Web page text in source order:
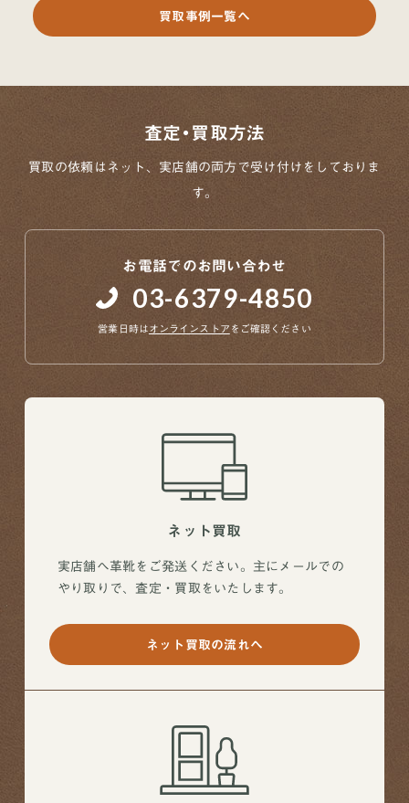
買取事例一覧へ
査定・買取方法
買取の依頼はネット、実店舗の両方で受け付けをしておりま
す。
お電話でのお問い合わせ
03-6379-4850
営業日時はオンラインストア をご確認ください
ネット買取
実店舗へ革靴をご発送ください。主にメールでの
やり取りで、査定・買取をいたします。
ネット買取の流れへ